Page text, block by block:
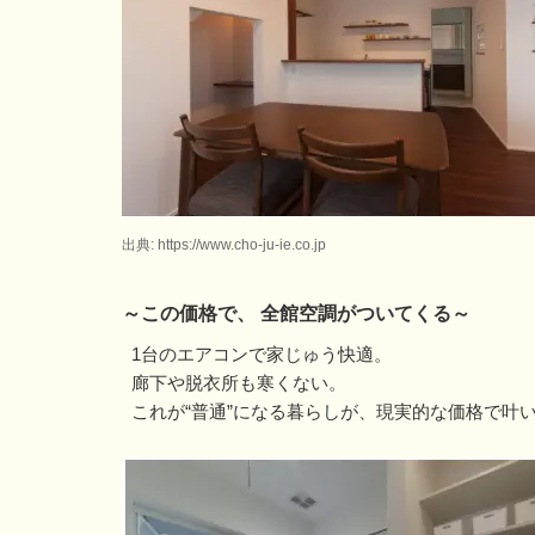
出典: https://www.cho-ju-ie.co.jp
～この価格で、 全館空調がついてくる～
1台のエアコンで家じゅう快適。
廊下や脱衣所も寒くない。
これが“普通”になる暮らしが、現実的な価格で叶